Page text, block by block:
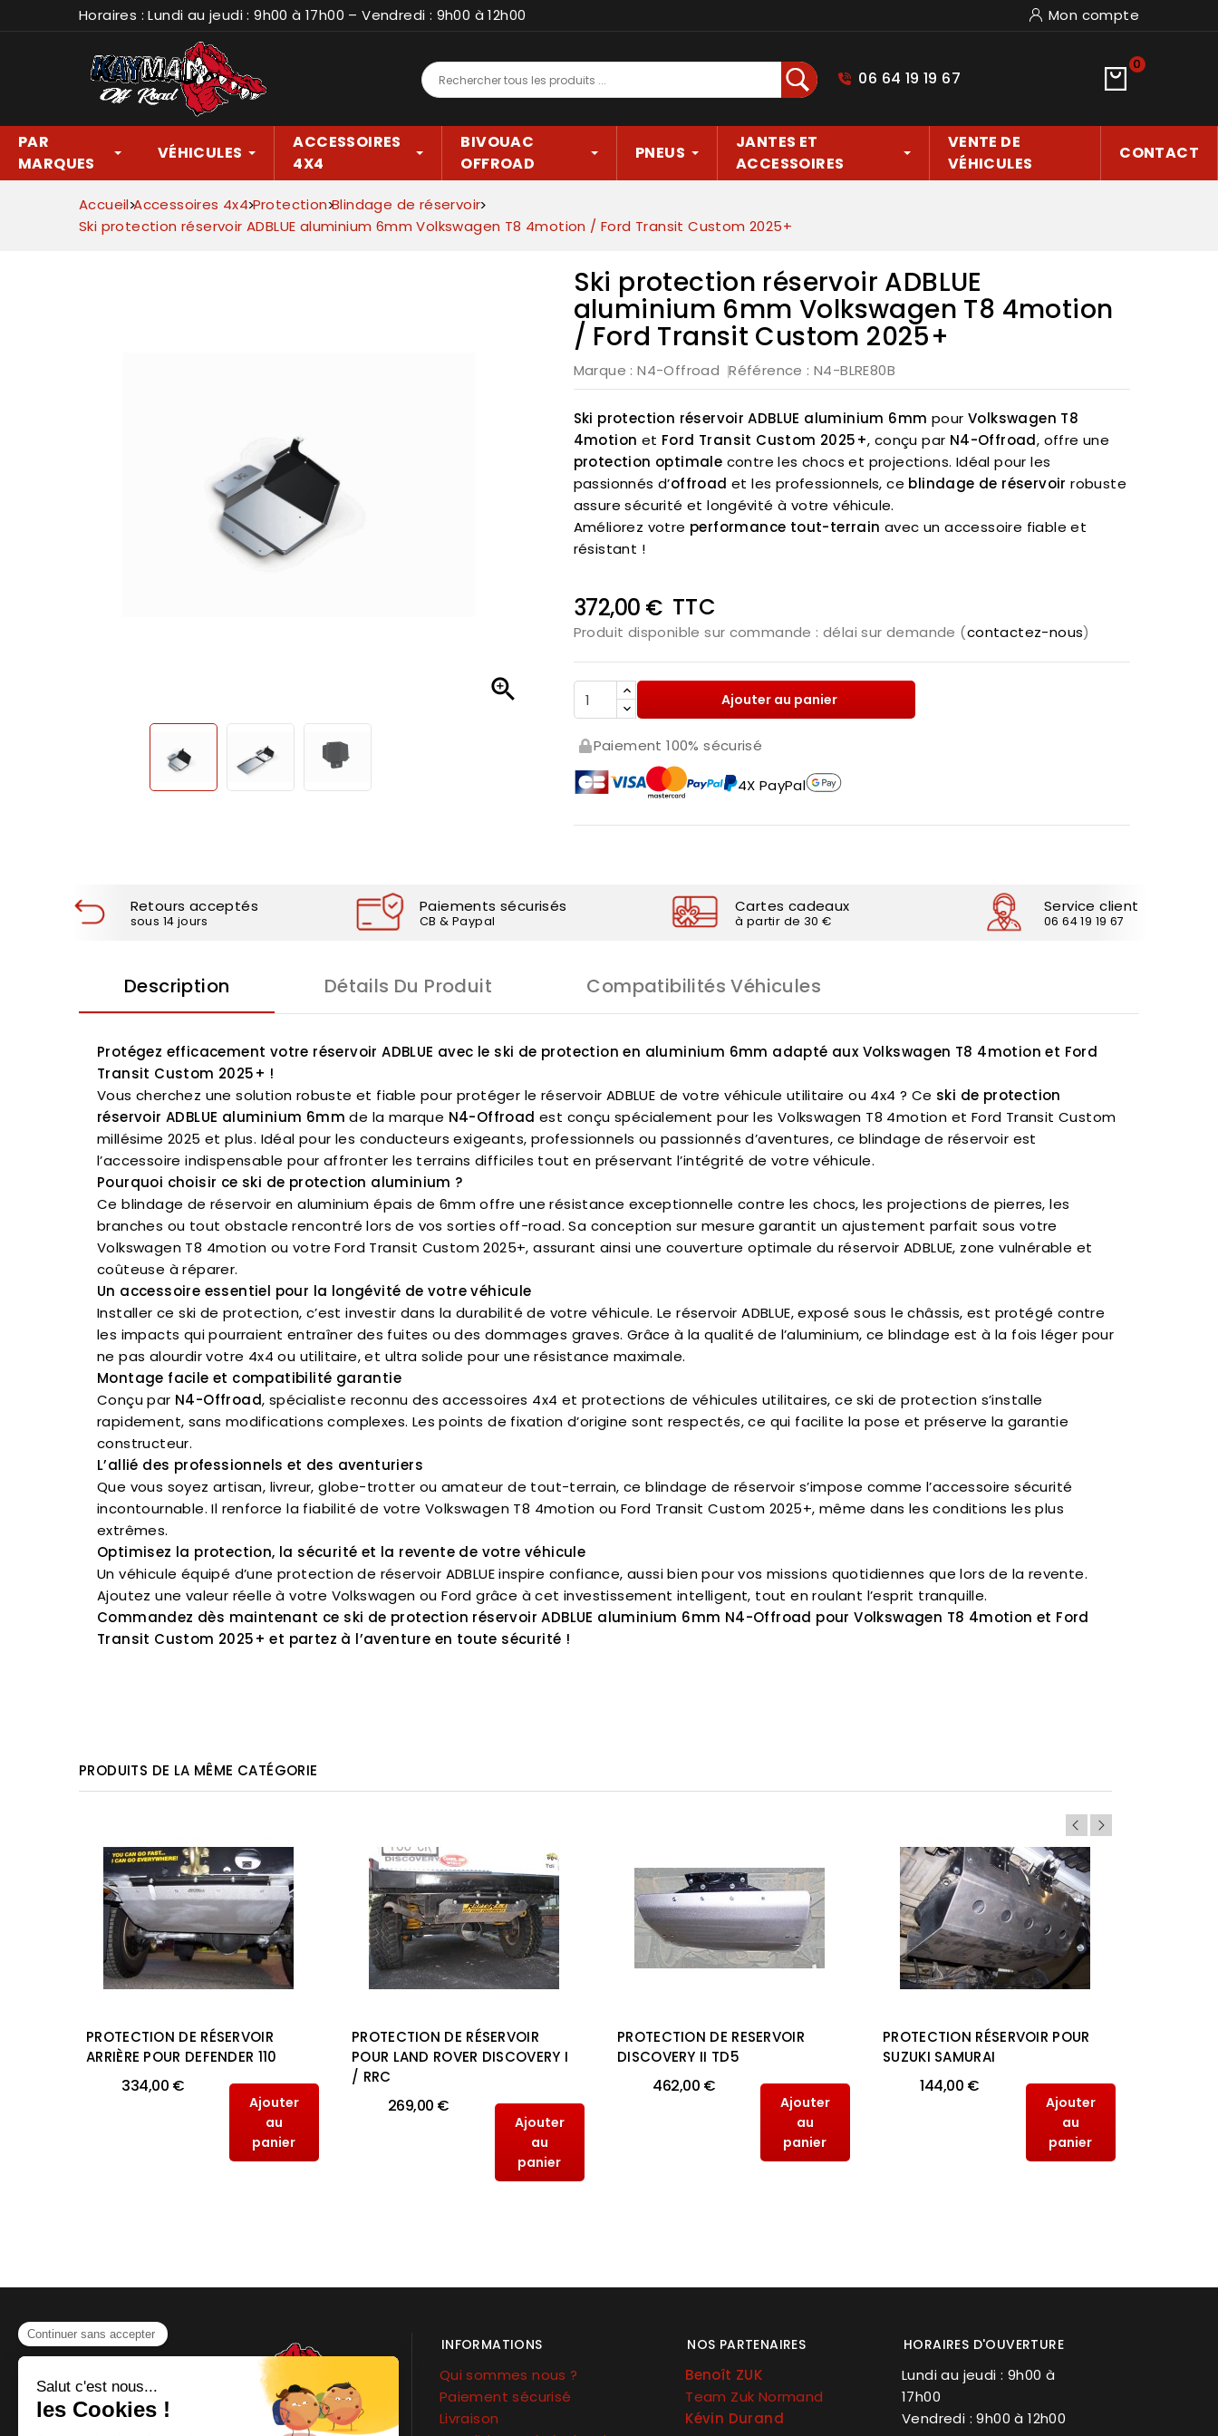
Horaires : Lundi au jeudi : 9h00 à 17h00 – Vendredi : 9h00 à 12h00 Mon compte
Rechercher06 64 19 19 67
0
PAR
MARQUES
VÉHICULES
ACCESSOIRES
4X4
BIVOUAC
OFFROAD
PNEUS
JANTES ET
ACCESSOIRES
VENTE DE
VÉHICULES
CONTACT
Accueil Accessoires 4x4 Protection Blindage de réservoir
Ski protection réservoir ADBLUE aluminium 6mm Volkswagen T8 4motion / Ford Transit Custom 2025+

Ski protection réservoir ADBLUE
aluminium 6mm Volkswagen T8 4motion
/ Ford Transit Custom 2025+
Marque : N4-Offroad Référence : N4-BLRE80B
Ski protection réservoir ADBLUE aluminium 6mm pour Volkswagen T8
4motion et Ford Transit Custom 2025+, conçu par N4-Offroad, offre une
protection optimale contre les chocs et projections. Idéal pour les
passionnés d’offroad et les professionnels, ce blindage de réservoir robuste
assure sécurité et longévité à votre véhicule.
Améliorez votre performance tout-terrain avec un accessoire fiable et
résistant !
372,00 € TTC
Produit disponible sur commande : délai sur demande (contactez-nous)
Ajouter au panier
Paiement 100% sécurisé
4X PayPal
Retours acceptés
sous 14 jours
Paiements sécurisés
CB & Paypal
Cartes cadeaux
à partir de 30 €
Service client
06 64 19 19 67
Description Détails Du Produit Compatibilités Véhicules
Protégez efficacement votre réservoir ADBLUE avec le ski de protection en aluminium 6mm adapté aux Volkswagen T8 4motion et Ford
Transit Custom 2025+ !
Vous cherchez une solution robuste et fiable pour protéger le réservoir ADBLUE de votre véhicule utilitaire ou 4x4 ? Ce ski de protection
réservoir ADBLUE aluminium 6mm de la marque N4-Offroad est conçu spécialement pour les Volkswagen T8 4motion et Ford Transit Custom
millésime 2025 et plus. Idéal pour les conducteurs exigeants, professionnels ou passionnés d’aventures, ce blindage de réservoir est
l’accessoire indispensable pour affronter les terrains difficiles tout en préservant l’intégrité de votre véhicule.
Pourquoi choisir ce ski de protection aluminium ?
Ce blindage de réservoir en aluminium épais de 6mm offre une résistance exceptionnelle contre les chocs, les projections de pierres, les
branches ou tout obstacle rencontré lors de vos sorties off-road. Sa conception sur mesure garantit un ajustement parfait sous votre
Volkswagen T8 4motion ou votre Ford Transit Custom 2025+, assurant ainsi une couverture optimale du réservoir ADBLUE, zone vulnérable et
coûteuse à réparer.
Un accessoire essentiel pour la longévité de votre véhicule
Installer ce ski de protection, c’est investir dans la durabilité de votre véhicule. Le réservoir ADBLUE, exposé sous le châssis, est protégé contre
les impacts qui pourraient entraîner des fuites ou des dommages graves. Grâce à la qualité de l’aluminium, ce blindage est à la fois léger pour
ne pas alourdir votre 4x4 ou utilitaire, et ultra solide pour une résistance maximale.
Montage facile et compatibilité garantie
Conçu par N4-Offroad, spécialiste reconnu des accessoires 4x4 et protections de véhicules utilitaires, ce ski de protection s’installe
rapidement, sans modifications complexes. Les points de fixation d’origine sont respectés, ce qui facilite la pose et préserve la garantie
constructeur.
L’allié des professionnels et des aventuriers
Que vous soyez artisan, livreur, globe-trotter ou amateur de tout-terrain, ce blindage de réservoir s’impose comme l’accessoire sécurité
incontournable. Il renforce la fiabilité de votre Volkswagen T8 4motion ou Ford Transit Custom 2025+, même dans les conditions les plus
extrêmes.
Optimisez la protection, la sécurité et la revente de votre véhicule
Un véhicule équipé d’une protection de réservoir ADBLUE inspire confiance, aussi bien pour vos missions quotidiennes que lors de la revente.
Ajoutez une valeur réelle à votre Volkswagen ou Ford grâce à cet investissement intelligent, tout en roulant l’esprit tranquille.
Commandez dès maintenant ce ski de protection réservoir ADBLUE aluminium 6mm N4-Offroad pour Volkswagen T8 4motion et Ford
Transit Custom 2025+ et partez à l’aventure en toute sécurité !
PRODUITS DE LA MÊME CATÉGORIE
PROTECTION DE RÉSERVOIR
ARRIÈRE POUR DEFENDER 110
334,00 €
Ajouter
au
panier
PROTECTION DE RÉSERVOIR
POUR LAND ROVER DISCOVERY I
/ RRC
269,00 €
Ajouter
au
panier
PROTECTION DE RESERVOIR
DISCOVERY II TD5
462,00 €
Ajouter
au
panier
PROTECTION RÉSERVOIR POUR
SUZUKI SAMURAI
144,00 €
Ajouter
au
panier
INFORMATIONS
Qui sommes nous ?
Paiement sécurisé
Livraison
NOS PARTENAIRES
Benoît ZUK
Team Zuk Normand
Kévin Durand
HORAIRES D'OUVERTURE
Lundi au jeudi : 9h00 à
17h00
Vendredi : 9h00 à 12h00